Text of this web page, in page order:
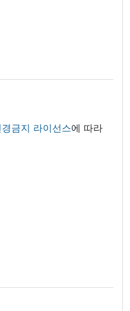
금지 라이선스에 따라